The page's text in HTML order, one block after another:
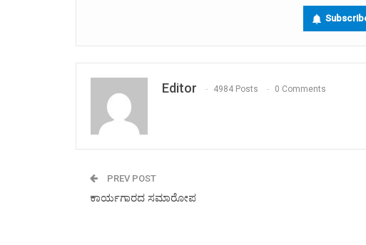
Editor 4984 Posts 0 Comments
PREV POST
ಕಾರ್ಯಗಾರದ ಸಮಾರೋಪ